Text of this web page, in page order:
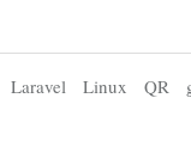
Laravel Linux QR